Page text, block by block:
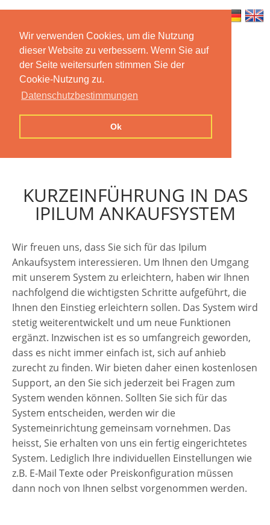
Wir verwenden Cookies, um die Nutzung
dieser Website zu verbessern. Wenn Sie auf
der Seite weitersurfen stimmen Sie der
Cookie-Nutzung zu.
Datenschutzbestimmungen
Ok
Home Features Mobile App
Preise
Contact us Imprint Privacy
KURZEINFÜHRUNG IN DAS
IPILUM ANKAUFSYSTEM
Wir freuen uns, dass Sie sich für das Ipilum
Ankaufsystem interessieren. Um Ihnen den Umgang
mit unserem System zu erleichtern, haben wir Ihnen
nachfolgend die wichtigsten Schritte aufgeführt, die
Ihnen den Einstieg erleichtern sollen. Das System wird
stetig weiterentwickelt und um neue Funktionen
ergänzt. Inzwischen ist es so umfangreich geworden,
dass es nicht immer einfach ist, sich auf anhieb
zurecht zu finden. Wir bieten daher einen kostenlosen
Support, an den Sie sich jederzeit bei Fragen zum
System wenden können. Sollten Sie sich für das
System entscheiden, werden wir die
Systemeinrichtung gemeinsam vornehmen. Das
heisst, Sie erhalten von uns ein fertig eingerichtetes
System. Lediglich Ihre individuellen Einstellungen wie
z.B. E-Mail Texte oder Preiskonfiguration müssen
dann noch von Ihnen selbst vorgenommen werden.